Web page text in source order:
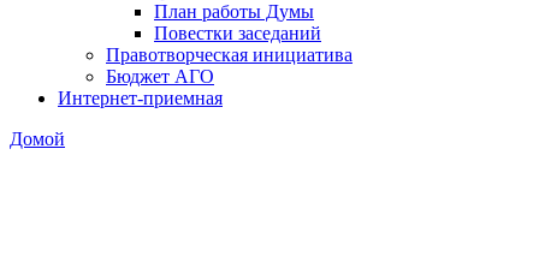
План работы Думы
Повестки заседаний
Правотворческая инициатива
Бюджет АГО
Интернет-приемная
Домой